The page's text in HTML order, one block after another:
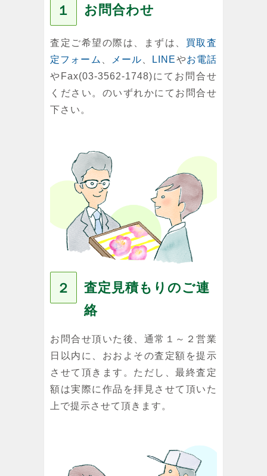
１ お問合わせ
査定ご希望の際は、まずは、 買取査
定フォーム
メール LINEやお電話
やFax(03-3562-1748)にてお問合せ
ください。のいずれかにてお問合せ
下さい。
２
査定見積もりのご連
絡
お問合せ頂いた後、通常１～２営業
日以内に、おおよその査定額を提示
させて頂きます。ただし、最終査定
額は実際に作品を拝見させて頂いた
上で提示させて頂きます。